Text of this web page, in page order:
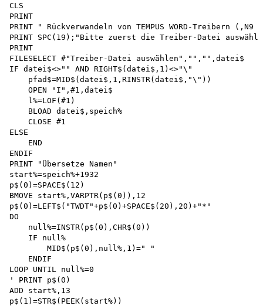
CLS
PRINT
PRINT " Rückverwandeln von TEMPUS WORD-Treibern
PRINT SPC(19);"Bitte zuerst die Treiber-Datei
PRINT
FILESELECT #"Treiber-Datei auswählen","","",datei$
IF datei$<>"" AND RIGHT$(datei$,1)<>"\"
    pfad$=MID$(datei$,1,RINSTR(datei$,"\"))
    OPEN "I",#1,datei$
    l%=LOF(#1)
    BLOAD datei$,speich%
    CLOSE #1
ELSE
    END
ENDIF
PRINT "Übersetze Namen"
start%=speich%+1932
p$(0)=SPACE$(12)
BMOVE start%,VARPTR(p$(0)),12
p$(0)=LEFT$("TWDT"+p$(0)+SPACE$(20),20)+"*"
DO
    null%=INSTR(p$(0),CHR$(0))
    IF null%
        MID$(p$(0),null%,1)=" "
    ENDIF
LOOP UNTIL null%=0
' PRINT p$(0)
ADD start%,13
p$(1)=STR$(PEEK(start%))